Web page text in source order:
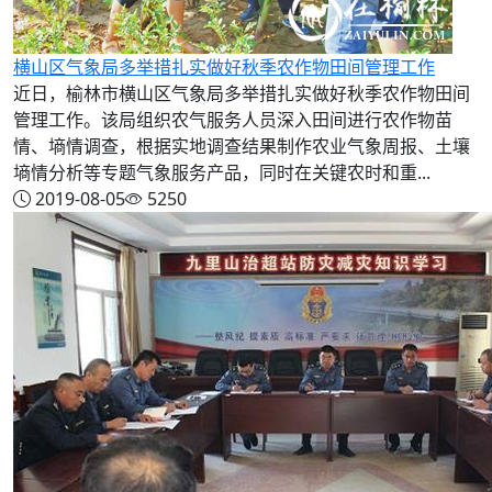
横山区气象局多举措扎实做好秋季农作物田间管理工作
近日，榆林市横山区气象局多举措扎实做好秋季农作物田间
管理工作。该局组织农气服务人员深入田间进行农作物苗
情、墒情调查，根据实地调查结果制作农业气象周报、土壤
墒情分析等专题气象服务产品，同时在关键农时和重...
2019-08-05
5250